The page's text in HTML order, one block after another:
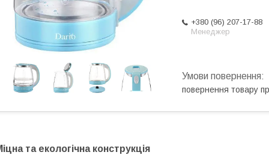
+380 (96) 207-17-88
Менеджер
повернення товару
та екологічна конструкція